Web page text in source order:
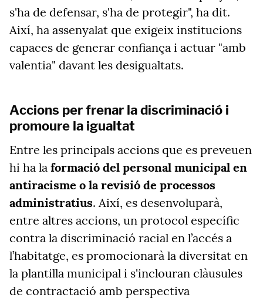
s'ha de defensar, s'ha de protegir", ha dit.
Així, ha assenyalat que exigeix institucions
capaces de generar confiança i actuar "amb
valentia" davant les desigualtats.
Accions per frenar la discriminació i
promoure la igualtat
Entre les principals accions que es preveuen
hi ha la formació del personal municipal en
antiracisme o la revisió de processos
administratius. Així, es desenvoluparà,
entre altres accions, un protocol específic
contra la discriminació racial en l’accés a
l’habitatge, es promocionarà la diversitat en
la plantilla municipal i s'inclouran clàusules
de contractació amb perspectiva